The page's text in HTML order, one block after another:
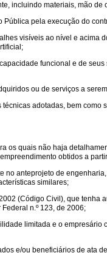
incluindo materiais, mão de
Pública pela execução do
visíveis ao nível e acima
funcional e de
ou de serviços a
adotadas, bem
os quais não haja
obtidos a
anteprojeto de
similares;
(Código Civil), que
n.º 123, de 2006;
limitada e o empresário
e/ou beneficiários de ata